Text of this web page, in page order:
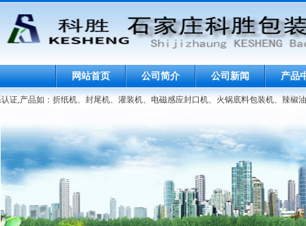
网站首页 公司简介 公司新闻 产品
证,产品如：折纸机、封尾机、灌装机、电磁感应封口机、火锅底料包装机、辣椒